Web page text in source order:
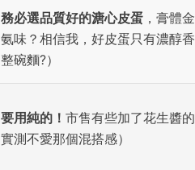
務必選品質好的溏心皮蛋 ，膏體
氨味？相信我，好皮蛋只有濃醇
整碗麵?）
要用純的！ 市售有些加了花生醬
實測不愛那個混搭感）